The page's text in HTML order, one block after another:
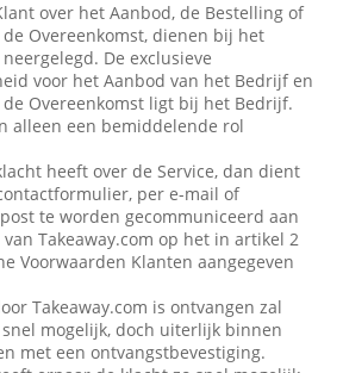
over het Aanbod, de Bestelling of
Overeenkomst, dienen bij het
De exclusieve
voor het Aanbod van het Bedrijf en
Overeenkomst ligt bij het Bedrijf.
alleen een bemiddelende rol
heeft over de Service, dan dient
per e-mail of
te worden gecommuniceerd aan
Takeaway.com op het in artikel 2
Voorwaarden Klanten aangegeven
Takeaway.com is ontvangen zal
snel mogelijk, doch uiterlijk binnen
met een ontvangstbevestiging.